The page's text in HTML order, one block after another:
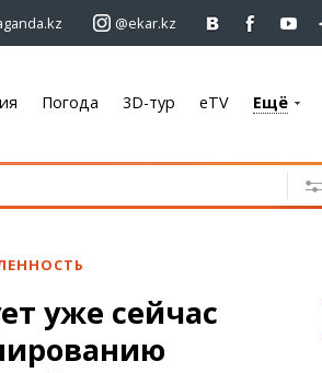
@ekar.kz
Погода 3D-тур eTV Ещё
уже сейчас